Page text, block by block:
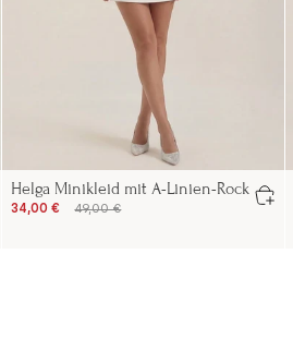
Helga Minikleid mit A-Linien-Rock
34,00 € 49,00 €